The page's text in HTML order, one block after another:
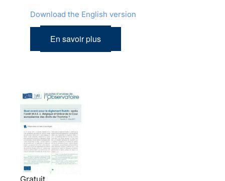
Download the English version
En savoir plus